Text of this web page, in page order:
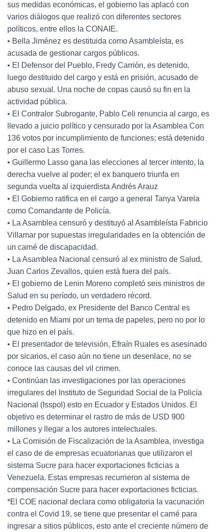
sus medidas económicas, el gobierno las aplacó con
varios diálogos que realizó con diferentes sectores
políticos, entre ellos la CONAIE.
• Bella Jiménez es destituida como Asambleísta, es
acusada de gestionar cargos públicos.
• El Defensor del Pueblo, Fredy Carrión, es detenido,
luego destituido del cargo y está en prisión, acusado de
abuso sexual. Una noche de copas causó su fin en la
actividad pública.
• El Contralor Subrogante, Pablo Celi renuncia al cargo, es
llevado a juicio político y censurado por la Asamblea Con
136 votos por incumplimiento de funciones; está detenido
por el caso Las Torres.
• Guillermo Lasso gana las elecciones al tercer intento, la
derecha vuelve al poder; el ex banquero triunfa en
segunda vuelta al izquierdista Andrés Arauz
• El Gobierno ratifica en el cargo a general Tanya Varela
como Comandante de Policía.
• La Asamblea censuró y destituyó al Asambleísta Fabricio
Villamar por supuestas irregularidades en la obtención de
un carné de discapacidad.
• La Asamblea Nacional censuró al ex ministro de Salud,
Juan Carlos Zevallos, quien está fuera del país.
• El gobierno de Lenin Moreno completó seis ministros de
Salud en su período, un verdadero récord.
• Pedro Delgado, ex Presidente del Banco Central es
detenido en Miami por un tema de papeles, pero no por lo
que hizo en el país.
• El presentador de televisión, Efraín Ruales es asesinado
por sicarios, el caso aún no tiene un desenlace, no se
conoce las causas del vil crimen.
• Continúan las investigaciones por las operaciones
irregulares del Instituto de Seguridad Social de la Policía
Nacional (Isspol) esto en Ecuador y Estados Unidos. El
objetivo es determinar el rastro de más de USD 900
millones y llegar a los autores intelectuales.
• La Comisión de Fiscalización de la Asamblea, investiga
el caso de de empresas ecuatorianas que utilizaron el
sistema Sucre para hacer exportaciones ficticias a
Venezuela. Estas empresas recurrieron al sistema de
compensación Sucre para hacer exportaciones ficticias.
*El COE nacional declara como obligatoria la vacunación
contra el Covid 19, se tiene que presentar el carné para
ingresar a sitios públicos, esto ante el creciente número de